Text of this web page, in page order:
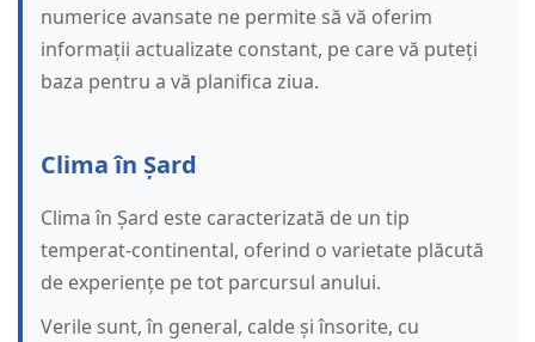
numerice avansate ne permite să vă oferim
informații actualizate constant, pe care vă puteți
baza pentru a vă planifica ziua.
Clima în Șard
Clima în Șard este caracterizată de un tip
temperat-continental, oferind o varietate plăcută
de experiențe pe tot parcursul anului.
Verile sunt, în general, calde și însorite, cu